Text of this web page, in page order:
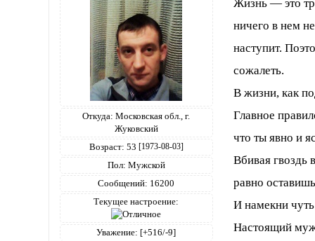
Откуда: Московская обл., г.
Жуковский
Возраст: 53 [1973-08-03]
Пол: Мужской
Сообщений: 16200
Текущее настроение:
Уважение: [+516/-9]
Жизнь — это
ничего в нем
наступит.
сожалеть.
В жизни, как
Главное
что ты явно и
Вбивая
равно
И намекни чуть
Настоящий